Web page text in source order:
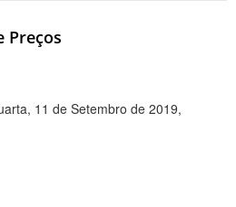
Preços
11 de Setembro de 2019,